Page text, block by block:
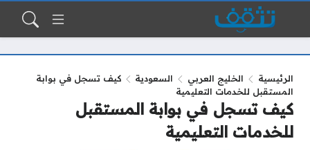
الرئيسية الخليج العربي السعودية
كيف تسجل في بوابة
المستقبل للخدمات التعليمية
كيف تسجل في بوابة المستقبل
للخدمات التعليمية